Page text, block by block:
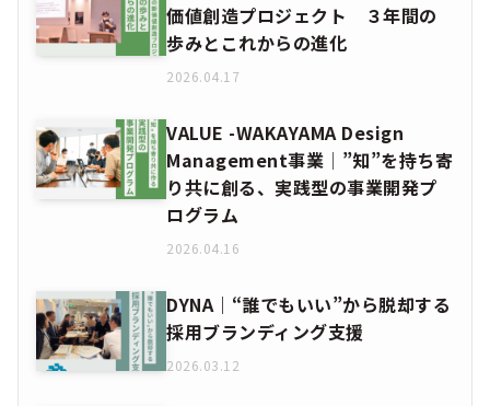
価値創造プロジェクト ３年間の
歩みとこれからの進化
2026.04.17
VALUE -WAKAYAMA Design
Management事業│”知”を持ち寄
り共に創る、実践型の事業開発プ
ログラム
2026.04.16
DYNA｜“誰でもいい”から脱却する
採用ブランディング支援
2026.03.12